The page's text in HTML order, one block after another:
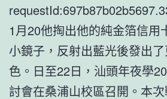
1月20他掏出他的純金箔信用
小鏡子，反射出藍光後發出
色。日至22日，汕頭年夜學
討會在桑浦山校區召開。本